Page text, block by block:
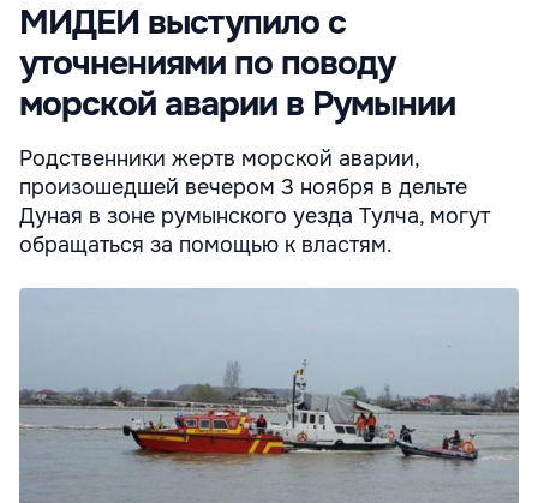
МИДЕИ выступило с
уточнениями по поводу
морской аварии в Румынии
Родственники жертв морской аварии,
произошедшей вечером 3 ноября в дельте
Дуная в зоне румынского уезда Тулча, могут
обращаться за помощью к властям.